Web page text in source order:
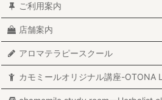
ご利用案内
店舗案内
アロマテラピースクール
カモミールオリジナル講座-OTONA